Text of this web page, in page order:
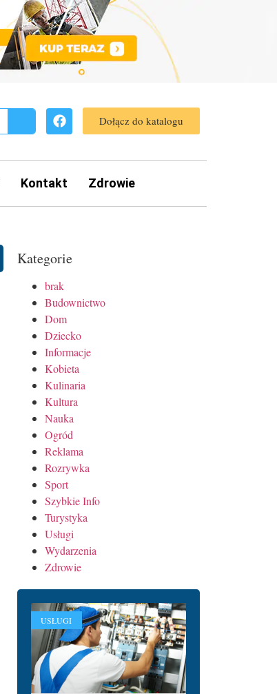
Dołącz do katalogu
Kontakt Zdrowie
Kategorie
brak
Budownictwo
Dom
Dziecko
Informacje
Kobieta
Kulinaria
Kultura
Nauka
Ogród
Reklama
Rozrywka
Sport
Szybkie Info
Turystyka
Usługi
Wydarzenia
Zdrowie
USŁUGI